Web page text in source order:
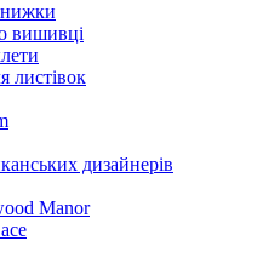
вишивці
листівок
дизайнерів
Manor